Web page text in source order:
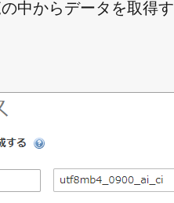
中からデータを取得